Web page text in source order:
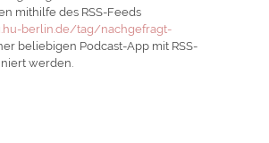
mithilfe des RSS-Feeds
berlin.de/tag/nachgefragt-
beliebigen Podcast-App mit RSS-
werden.